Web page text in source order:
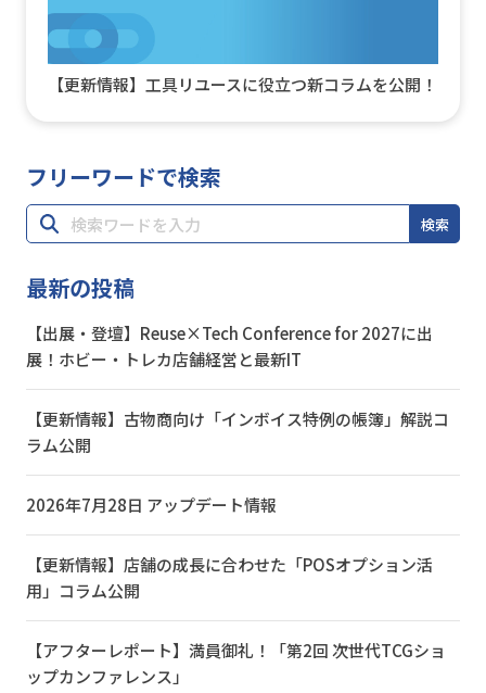
【更新情報】工具リユースに役立つ新コラムを公開！
フリーワードで検索
検索
最新の投稿
【出展・登壇】Reuse×Tech Conference for 2027に出
展！ホビー・トレカ店舗経営と最新IT
【更新情報】古物商向け「インボイス特例の帳簿」解説コ
ラム公開
2026年7月28日 アップデート情報
【更新情報】店舗の成長に合わせた「POSオプション活
用」コラム公開
【アフターレポート】満員御礼！「第2回 次世代TCGショ
ップカンファレンス」